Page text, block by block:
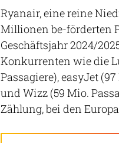
Ryanair, eine reine
Millionen be-förderten
Geschäftsjahr 2024/
Konkurrenten wie die
Passagiere), easyJet
und Wizz (59 Mio.
Zählung, bei den